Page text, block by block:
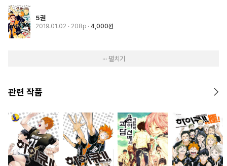
5권
2019.01.02 · 208p 4,000원
··· 펼치기
관련 작품